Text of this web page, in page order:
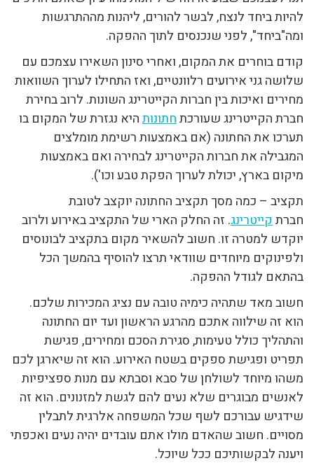
להיות ביחד לנצח, לבשר להורים, ליהנות מההתרגשות
ומה"ביחד", לפני שנכנסים לתוך ההפקה.
קודם בוחרים את המקום, ואחרי סינון השאירו עצמכם עם
שלושה גני אירועים רלוונטיים, ואז התחילו לערוך השוואות
מחירים ואיכות בין חברות הקייטרינג השונות. לרוב בחירת
חברת הקייטרינג שעורכתחתונותהיא נגזרת של המקום בו
תערכו את החתונה (אם באמצעות רשימת מומלצים
המגבילה את חברות הקייטרינג לבחירה ואם באמצעות
מיקום בארץ, יכולת לערוך הפקת טבע וכו').
תקציב – כמה מסך תקציב החתונה יוקצב לטובת
חברתקייטרינג. זה החלק הארי של התקציב באירוע ולרוב
יוקדש למטרה זו. חשוב להשאיר מקום בתקציב לבונוסים
ולפינוקים מיוחדים שוודאי תרצו להוסיף בהמשך הכל
בהתאם לגודל ההפקה.
חשוב מאד שתהיה כימיה טובה עם נציג המכירות שלכם.
הוא זה שילווה אתכם מהרגע הראשון ועד יום החתונה
והתהליך כולל טעימות, סגירת הסכם ומחירים, פגישת
תפריט ופגישת ספקים בשטח האירוע. הוא זה שיארגן לכם
משהו מיוחד לשולחן של סבא וסבתא עם מנות ספציפיות
לאנשים מבוגרים שלא נעים להם לגשת למזנונים. הוא זה
שידגיש עבורכם לשף שכל המשפחה אלרגית לתבלין
מסויים. חשוב שהאדם מולו אתם עובדים יהיה נעים ואכפתי
ויענה לבקשותיכם ככל שיוכל.